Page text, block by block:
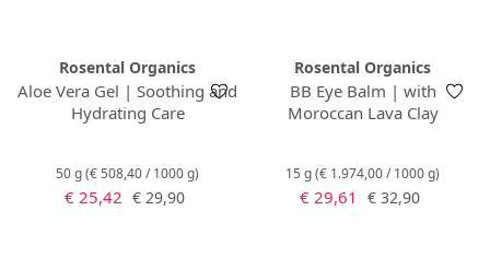
Rosental Organics
Aloe Vera Gel | Soothing and
Hydrating Care
50 g(€ 508,40 / 1000 g)
Verkaufspreis:
€ 25,42 Regulärer Preis:
€ 29,90
Rosental Organics
BB Eye Balm | with
Moroccan Lava Clay
15 g(€ 1.974,00 / 1000 g)
Verkaufspreis:
€ 29,61 Regulärer Preis:
€ 32,90